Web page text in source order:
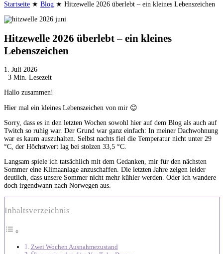
Startseite ★ Blog ★ Hitzewelle 2026 überlebt – ein kleines Lebenszeichen
Hitzewelle 2026 überlebt – ein kleines
Lebenszeichen
1. Juli 2026
3 Min. Lesezeit
Hallo zusammen!
Hier mal ein kleines Lebenszeichen von mir 😊
Sorry, dass es in den letzten Wochen sowohl hier auf dem Blog als auch auf
Twitch so ruhig war. Der Grund war ganz einfach: In meiner Dachwohnung
war es kaum auszuhalten. Selbst nachts fiel die Temperatur nicht unter 29
°C, der Höchstwert lag bei stolzen 33,5 °C.
Langsam spiele ich tatsächlich mit dem Gedanken, mir für den nächsten
Sommer eine Klimaanlage anzuschaffen. Die letzten Jahre zeigen leider
deutlich, dass unsere Sommer nicht mehr kühler werden. Oder ich wandere
doch irgendwann nach Norwegen aus.
Inhaltsverzeichnis
Zwei Wochen Ausnahmezustand